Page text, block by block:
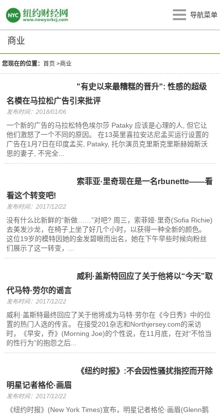
导航菜单
商业
您现在的位置：首页 >商业
"有史以来最糟糕的晋升": 性感的超级
名模在马拉松广告引来批评
发布时间：2018/01/06
一个新的广告的马拉松特色埃尔莎 Pataky 应该是心理的人, 但它让
他们激怒了一个不同的原因。 在13英里喜拉安达尼孟买运行设置的
广告在1月7日在印度孟买, Pataky, 托尔演员克里斯克里斯赫姆斯沃
思的妻子, 不完全...
索菲亚·里奇现在是一名rbunette——看
看这个转变吧!
发布时间：2017/12/22
没有什么比新鲜的“新做……”对吧? 周三，索菲娅·里奇(Sofia Richie)
去美发沙龙，在椅子上坐了好几个小时，以获得一种全新的颜色。
这位19岁的模特因她的金发碧眼而出名，她在下午早些时候向粉丝
们展示了这一转变，...
威利·盖斯特回应了关于他将以“今天”取
代马特·劳尔的谣言
发布时间：2017/12/22
威利·盖斯特最终回应了关于他将成为马特·劳尔在《今日秀》中的位
置的热门人选的传言。 在接受201杂志和Northjersey.com的采访
时，《早安，乔》(Morning Joe)的个性说，在11月底，在对“不恰当
的性行为”的抱怨之后...
《纽约时报》:不会因性骚扰指控而开除
明星记者格伦·画眉
发布时间：2017/12/22
《纽约时报》(New York Times)宣布，明星记者格伦·画眉(Glenn鹅